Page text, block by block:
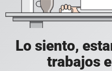
Lo siento,
trabajos